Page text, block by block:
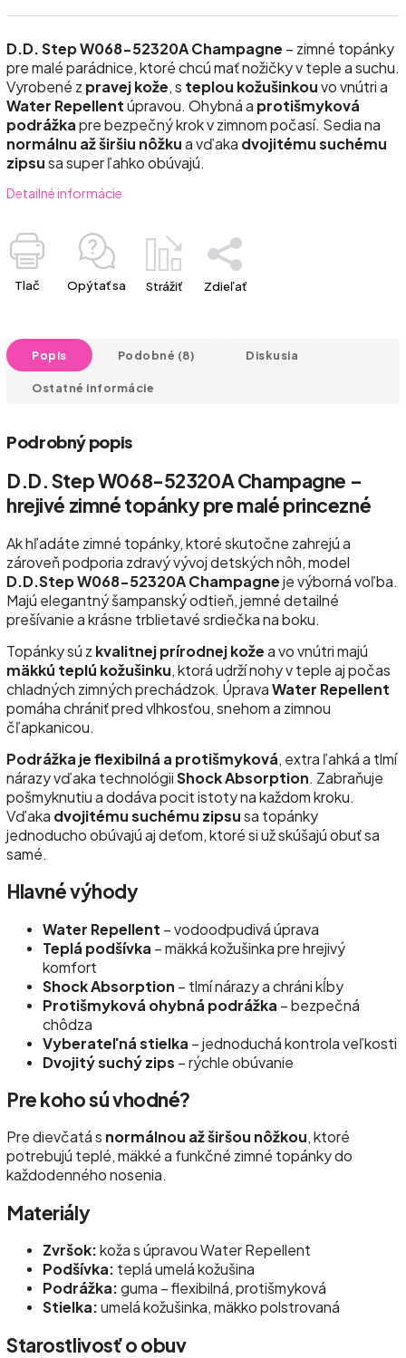
D.D. Step W068-52320A Champagne – zimné topánky
pre malé parádnice, ktoré chcú mať nožičky v teple a suchu.
Vyrobené z pravej kože, s teplou kožušinkouvo vnútri a
Water Repellentúpravou. Ohybná a protišmyková
podrážkapre bezpečný krok v zimnom počasí. Sedia na
normálnu až širšiu nôžkua vďaka dvojitému suchému
zipsusa super ľahko obúvajú.
Detailné informácie
Tlač Opýtať sa Strážiť Zdieľať
Popis Podobné (8) Diskusia
Ostatné informácie
Podrobný popis
D.D. Step W068-52320A Champagne –
hrejivé zimné topánky pre malé princezné
Ak hľadáte zimné topánky, ktoré skutočne zahrejú a
zároveň podporia zdravý vývoj detských nôh, model
D.D.Step W068-52320A Champagneje výborná voľba.
Majú elegantný šampanský odtieň, jemné detailné
prešívanie a krásne trblietavé srdiečka na boku.
Topánky sú z kvalitnej prírodnej kožea vo vnútri majú
mäkkú teplú kožušinku, ktorá udrží nohy v teple aj počas
chladných zimných prechádzok. ÚpravaWater Repellent
pomáha chrániť pred vlhkosťou, snehom a zimnou
čľapkanicou.
Podrážka je flexibilná a protišmyková, extra ľahká a tlmí
nárazy vďaka technológiiShock Absorption. Zabraňuje
pošmyknutiu a dodáva pocit istoty na každom kroku.
Vďaka dvojitému suchému zipsusa topánky
jednoducho obúvajú aj deťom, ktoré si už skúšajú obuť sa
samé.
Hlavné výhody
Water Repellent – vodoodpudivá úprava
Teplá podšívka – mäkká kožušinka pre hrejivý
komfort
Shock Absorption – tlmí nárazy a chráni kĺby
Protišmyková ohybná podrážka – bezpečná
chôdza
Vyberateľná stielka – jednoduchá kontrola veľkosti
Dvojitý suchý zips – rýchle obúvanie
Pre koho sú vhodné?
Pre dievčatá s normálnou až širšou nôžkou, ktoré
potrebujú teplé, mäkké a funkčné zimné topánky do
každodenného nosenia.
Materiály
Zvršok:koža s úpravou Water Repellent
Podšívka: teplá umelá kožušina
Podrážka:guma – flexibilná, protišmyková
Stielka:umelá kožušinka, mäkko polstrovaná
Starostlivosť o obuv